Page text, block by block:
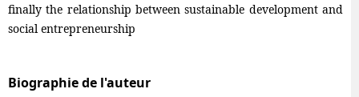
finally the relationship between sustainable development and
social entrepreneurship
Biographie de l'auteur